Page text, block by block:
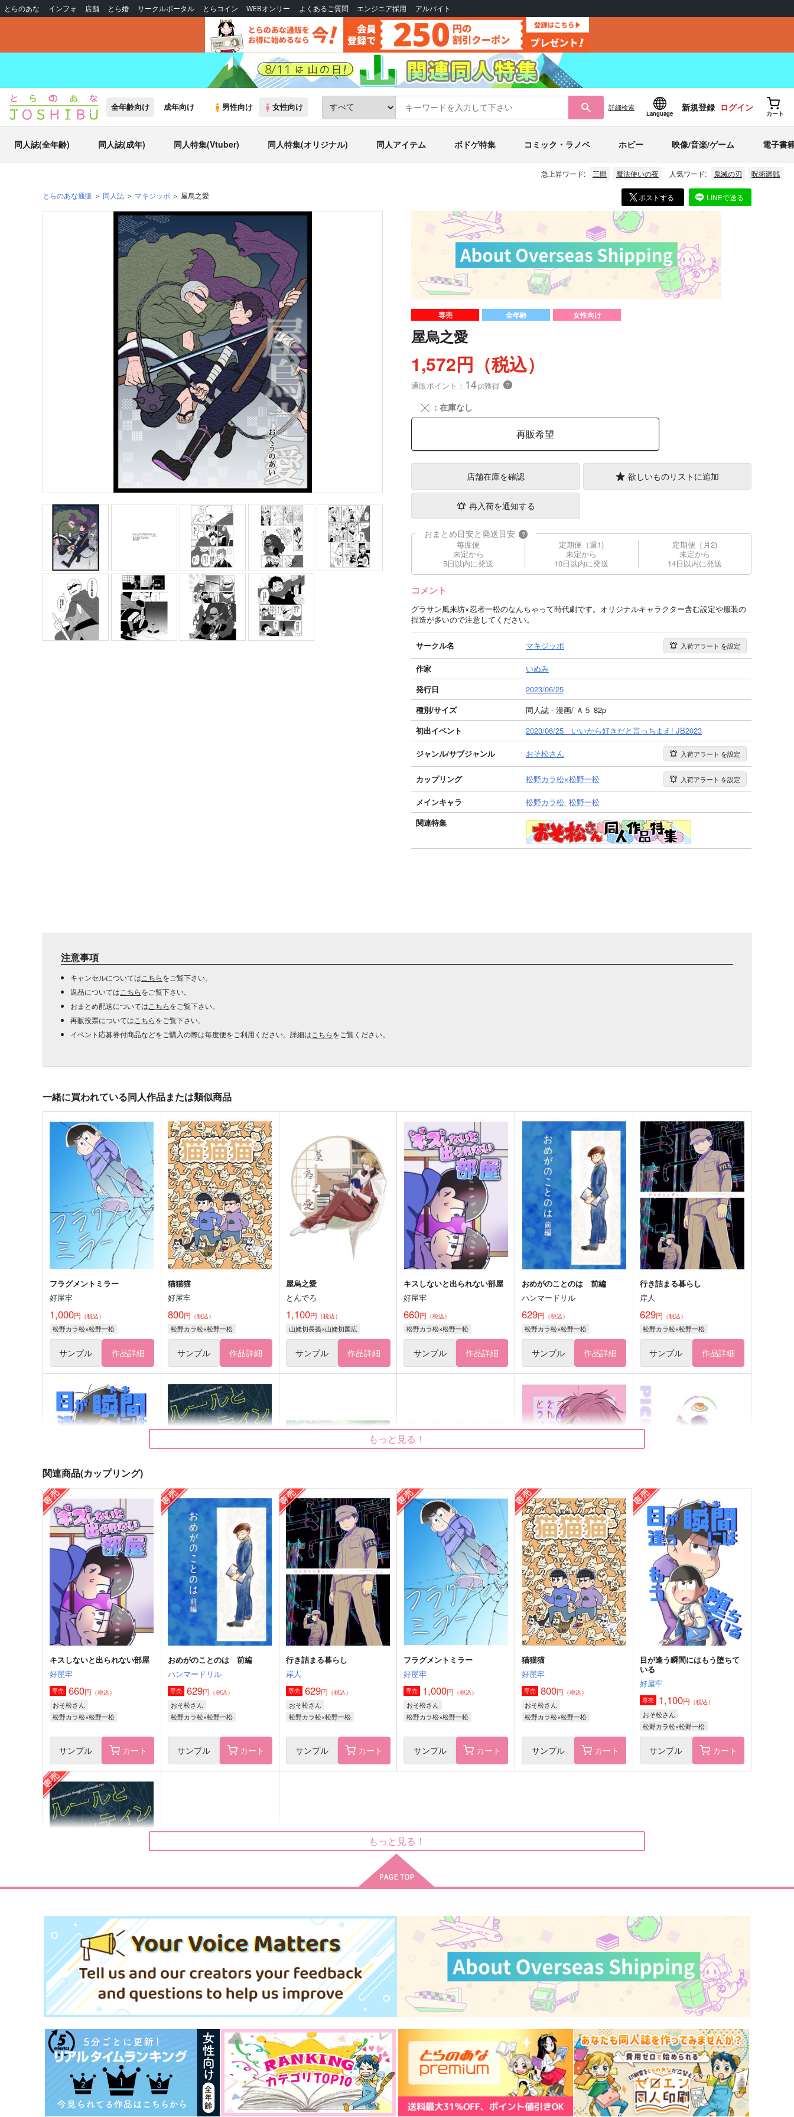
とらのあな インフォ 店舗 とら婚 サークルポータル とらコイン WEBオンリー よくあるご質問 エンジニア採用 アルバイト
全年齢向け 成年向け 男性向け 女性向け 詳細検索
Language
新規登録 ログイン
カート
同人誌(全年齢) 同人誌(成年) 同人特集(Vtuber) 同人特集(オリジナル) 同人アイテム ボドゲ特集 コミック・ラノベ ホビー 映像/音楽/ゲーム 電子書
急上昇ワード: 三間 魔法使いの夜 人気ワード: 鬼滅の刃 呪術廻戦
とらのあな通販 同人誌 マキジッポ 屋烏之愛 ポストする LINEで送る
専売 全年齢 女性向け
屋烏之愛
1,572円（税込）
通販ポイント： 14pt獲得 ？
╳ ：在庫なし
再販希望
店舗在庫を確認 欲しいものリストに追加
再入荷を通知する
おまとめ目安と発送目安 ?
毎度便
未定から
5日以内に発送
定期便（週1)
未定から
10日以内に発送
定期便（月2)
未定から
14日以内に発送
コメント
グラサン風来坊×忍者一松のなんちゃって時代劇です。オリジナルキャラクター含む設定や服装の
捏造が多いので注意してください。
サークル名 マキジッポ 入荷アラート を設定
作家
いぬみ
発行日
2023/06/25
種別/サイズ
同人誌 - 漫画/ Ａ５ 82p
初出イベント
2023/06/25 いいから好きだと言っちまえ! JB2023
ジャンル/サブジャンル おそ松さん 入荷アラート を設定
カップリング 松野カラ松×松野一松 入荷アラート を設定
メインキャラ 松野カラ松 松野一松
関連特集
注意事項
キャンセルについては こちらをご覧下さい。
返品については こちらをご覧下さい。
おまとめ配送については こちらをご覧下さい。
再販投票については こちらをご覧下さい。
イベント応募券付商品などをご購入の際は毎度便をご利用ください。詳細は こちらをご覧ください。
一緒に買われている同人作品または類似商品
フラグメントミラー
好屋牢
1,000円 （税込）
松野カラ松×松野一松
サンプル 作品詳細
猫猫猫
好屋牢
800円 （税込）
松野カラ松×松野一松
サンプル 作品詳細
屋烏之愛
とんでろ
1,100円 （税込）
山姥切長義×山姥切国広
サンプル 作品詳細
キスしないと出られない部屋
好屋牢
660円 （税込）
松野カラ松×松野一松
サンプル 作品詳細
おめがのことのは 前編
ハンマードリル
629円 （税込）
松野カラ松×松野一松
サンプル 作品詳細
行き詰まる暮らし
岸人
629円 （税込）
松野カラ松×松野一松
サンプル 作品詳細
目が逢う瞬間にはもう堕ちて
いる
好屋牢
1,100円 （税込）
松野カラ松×松野一松
サンプル 作品詳細
ルールとルーティン
岸人
円（税込）
松野カラ松×松野一松
サンプル 作品詳細
キラキラの夏をキミに
ひっつきもっつき
472円（税込）
松野一松×松野カラ松
サンプル 作品詳細
Too Over!
はちみつノイズ
（税込）
松野一松×松野おそ松
サンプル 作品詳細
つまりそれってどういうこ
と？
ホクリホカ。
362円（税込）
松野おそ松×松野一松
サンプル 作品詳細
PIECE OF CAKE
キナコロンド
787円（税込）
松野一松×松野チョロ松
サンプル 作品詳細
あの頃の俺たちは
はちみつノイズ
808
625円（税込）
いわし定食
715円（税込）
コイノボルコイ
787円（税込）
松野カラ松×松野十四松
ワンだふるワールド
1,375円（税込）
君を知りたい
てぴとくら～地球のへそ～
うしろの正面だあれ？
GOMIQUZ
もっと見る！
関連商品(カップリング)
キスしないと出られない部屋
好屋牢
専売 660円 （税込）
おそ松さん
松野カラ松×松野一松
サンプル カート
おめがのことのは 前編
ハンマードリル
専売 629円 （税込）
おそ松さん
松野カラ松×松野一松
サンプル カート
行き詰まる暮らし
岸人
専売 629円 （税込）
おそ松さん
松野カラ松×松野一松
サンプル カート
フラグメントミラー
好屋牢
専売 1,000円 （税込）
おそ松さん
松野カラ松×松野一松
サンプル カート
猫猫猫
好屋牢
専売 800円 （税込）
おそ松さん
松野カラ松×松野一松
サンプル カート
目が逢う瞬間にはもう堕ちて
いる
好屋牢
専売 1,100円 （税込）
おそ松さん
松野カラ松×松野一松
サンプル カート
ルールとルーティン
岸人
専売 472 円（税込）
おそ松さん
松野カラ松×松野一松
もっと見る！